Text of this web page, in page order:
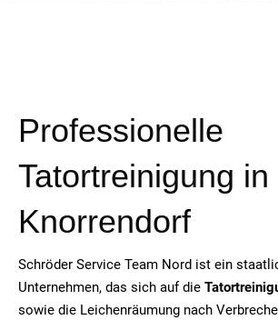
Professionelle
Tatortreinigung in
Knorrendorf
Schröder Service Team Nord ist ein
Unternehmen, das sich auf die
sowie die Leichenräumung nach